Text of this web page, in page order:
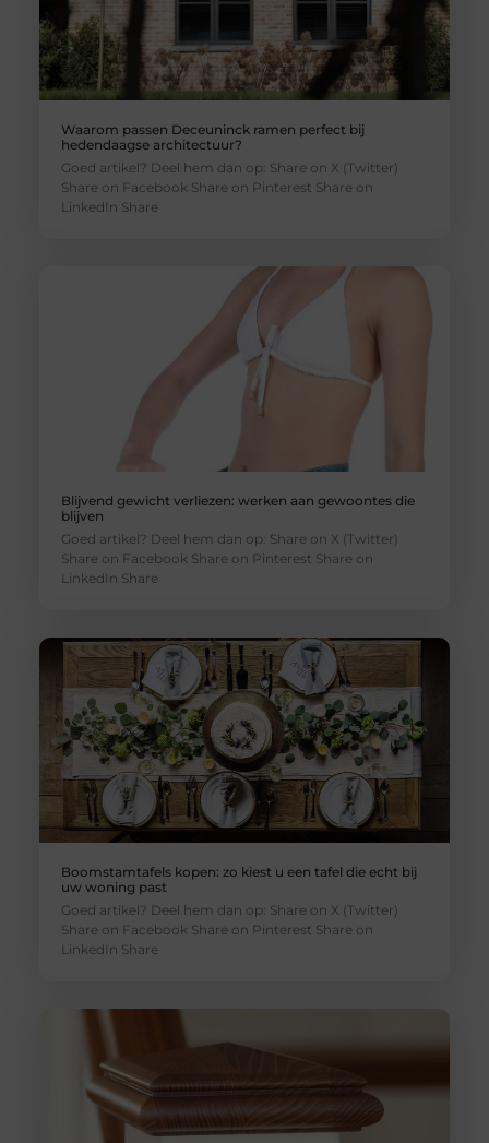
Waarom passen Deceuninck ramen perfect bij
hedendaagse architectuur?
Goed artikel? Deel hem dan op: Share on X (Twitter)
Share on Facebook Share on Pinterest Share on
LinkedIn Share
Blijvend gewicht verliezen: werken aan gewoontes die
blijven
Goed artikel? Deel hem dan op: Share on X (Twitter)
Share on Facebook Share on Pinterest Share on
LinkedIn Share
Boomstamtafels kopen: zo kiest u een tafel die echt bij
uw woning past
Goed artikel? Deel hem dan op: Share on X (Twitter)
Share on Facebook Share on Pinterest Share on
LinkedIn Share